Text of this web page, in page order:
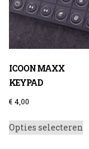
ICOON MAXX
KEYPAD
€4,00
Opties selecteren